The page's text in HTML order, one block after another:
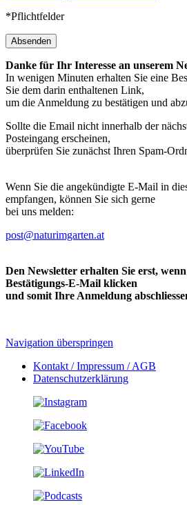
*Pflichtfelder
Absenden
Danke für Ihr Interesse an unserem
In wenigen Minuten erhalten Sie eine
Sie dem darin enthaltenen Link,
um die Anmeldung zu bestätigen und
Sollte die Email nicht innerhalb der
Posteingang erscheinen,
überprüfen Sie zunächst Ihren Spam-
Wenn Sie die angekündigte E-Mail in
empfangen, können Sie sich gerne
bei uns melden:
post@naturimgarten.at
Den Newsletter erhalten Sie erst,
Bestätigungs-E-Mail klicken
und somit Ihre Anmeldung
Navigation überspringen
Kontakt / Impressum / AGB
Datenschutzerklärung